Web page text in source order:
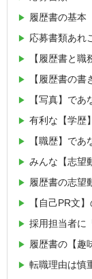
履歴書の基本
応募書類あれ
【履歴書と
【履歴書の
【写真】で
有利な【学歴
【職歴】で
みんな【志望
履歴書の志望
【自己PR文
採用担当者に
履歴書の【趣
転職理由は慎